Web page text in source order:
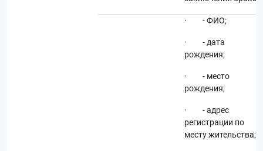
· - ФИО;
· - дата
рождения;
· - место
рождения;
· - адрес
регистрации по
месту жительства;